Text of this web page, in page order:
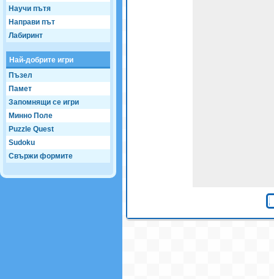
Научи пътя
Направи път
Лабиринт
Най-добрите игри
Пъзел
Памет
Запомнящи се игри
Минно Поле
Puzzle Quest
Sudoku
Свържи формите